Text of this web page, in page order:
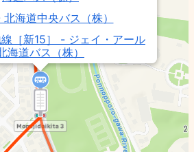
海道中央バス（株）
［新15］ - ジェイ・アール
海道バス（株）